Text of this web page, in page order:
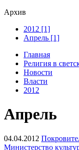
Архив
2012 [1]
Апрель [1]
Главная
Религия в
Новости
Власти
2012
Апрель
04.04.2012
Министерство